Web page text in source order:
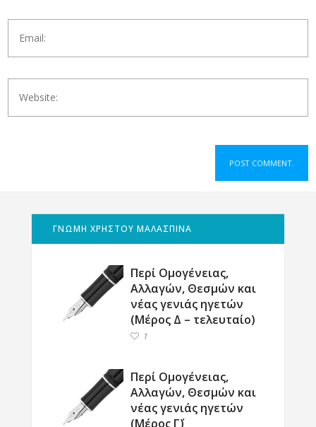
ΓΝΩΜΗ ΧΡΗΣΤΟΥ ΜΑΛΑΣΠΙΝΑ
Περί Ομογένειας,
Αλλαγών, Θεσμών και
νέας γενιάς ηγετών
(Μέρος Δ – τελευταίο)
1
Περί Ομογένειας,
Αλλαγών, Θεσμών και
νέας γενιάς ηγετών
(Μέρος Γ΄)